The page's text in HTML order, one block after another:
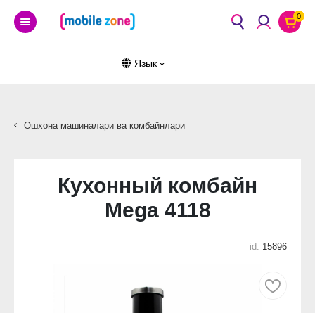
0
Язык
Ошхона машиналари ва комбайнлари
Кухонный комбайн
Mega 4118
id: 15896